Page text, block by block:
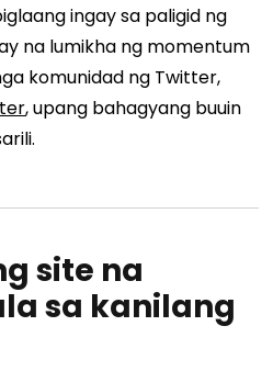
ingay sa paligid ng
na lumikha ng momentum
komunidad ng Twitter,
, upang bahagyang buuin
site na
sa kanilang